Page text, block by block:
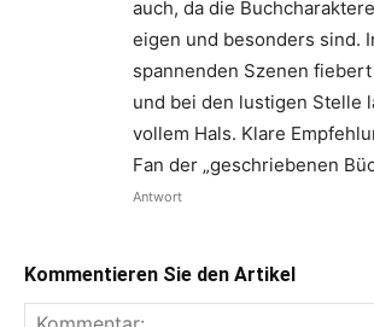
auch, da die
eigen und besonders sind.
spannenden Szenen
und bei den lustigen Stelle
vollem Hals. Klare
Fan der „geschriebenen
Antwort
Kommentieren Sie den Artikel